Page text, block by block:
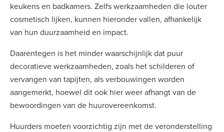
keukens en badkamers. Zelfs werkzaamheden die louter
cosmetisch lijken, kunnen hieronder vallen, afhankelijk
van hun duurzaamheid en impact.
Daarentegen is het minder waarschijnlijk dat puur
decoratieve werkzaamheden, zoals het schilderen of
vervangen van tapijten, als verbouwingen worden
aangemerkt, hoewel dit ook hier weer afhangt van de
bewoordingen van de huurovereenkomst.
Huurders moeten voorzichtig zijn met de veronderstelling